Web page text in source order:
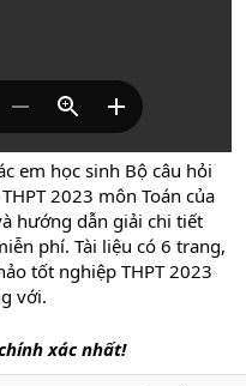
em học sinh Bộ câu hỏi
2023 môn Toán của
hướng dẫn giải chi tiết
phí. Tài liệu có 6 trang,
tốt nghiệp THPT 2023
với.
xác nhất!